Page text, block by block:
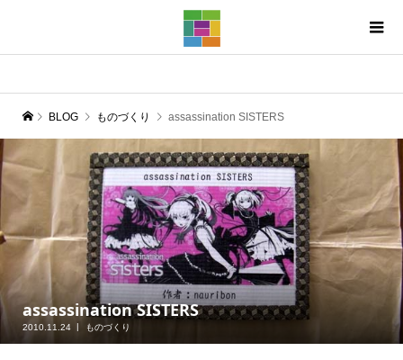
BLOG ものづくり assassination SISTERS
assassination SISTERS
2010.11.24 ものづくり